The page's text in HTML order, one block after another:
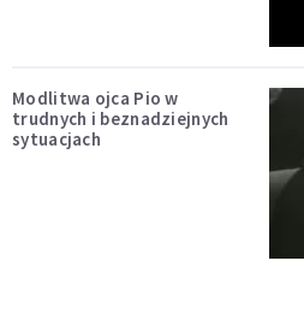
Modlitwa ojca Pio w
trudnych i beznadziejnych
sytuacjach